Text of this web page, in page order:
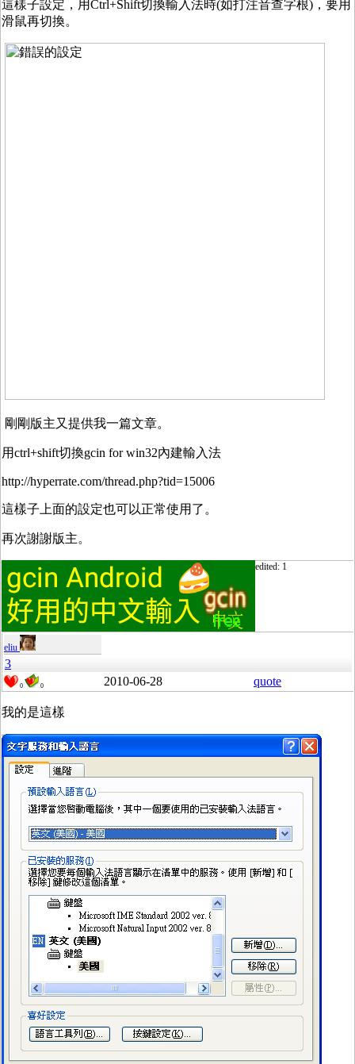
這樣子設定，用Ctrl+Shift切換輸入法時(如打注音查字根)，要用
滑鼠再切換。
剛剛版主又提供我一篇文章。
用ctrl+shift切換gcin for win32內建輸入法
http://hyperrate.com/thread.php?tid=15006
這樣子上面的設定也可以正常使用了。
再次謝謝版主。
edited: 1
eliu
3
0 0 2010-06-28 quote
我的是這樣